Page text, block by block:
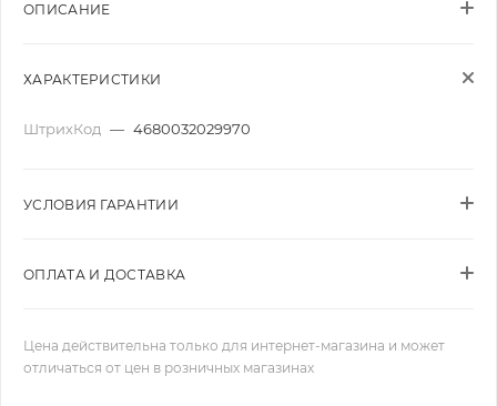
ОПИСАНИЕ
ХАРАКТЕРИСТИКИ
ШтрихКод — 4680032029970
УСЛОВИЯ ГАРАНТИИ
ОПЛАТА И ДОСТАВКА
Цена действительна только для интернет-магазина и может
отличаться от цен в розничных магазинах